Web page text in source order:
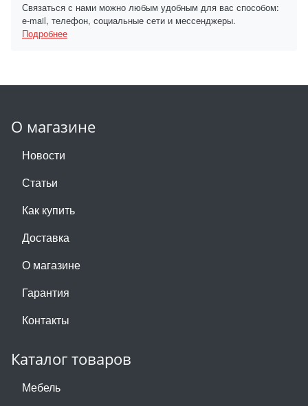
Связаться с нами можно любым удобным для вас способом:
e-mail, телефон, социальные сети и мессенджеры.
Подробнее
О магазине
Новости
Статьи
Как купить
Доставка
О магазине
Гарантия
Контакты
Каталог товаров
Мебель